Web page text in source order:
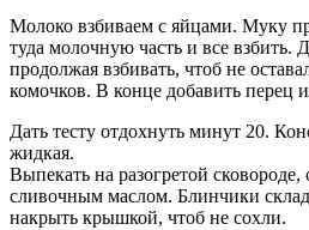
Молоко взбиваем с яйцами. Муку
туда молочную часть и все взбить.
продолжая взбивать, чтоб не
комочков. В конце добавить перец
Дать тесту отдохнуть минут 20.
жидкая.
Выпекать на разогретой сковороде,
сливочным маслом. Блинчики
накрыть крышкой, чтоб не сохли.